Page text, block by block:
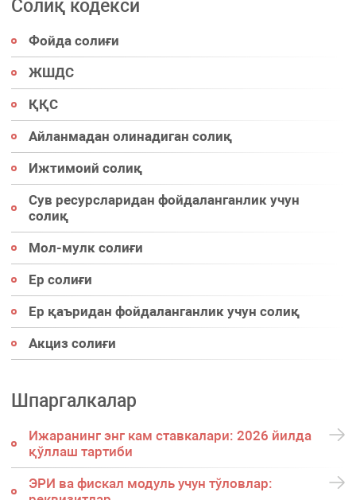
Солиқ кодекси
Фойда солиғи
ЖШДС
ҚҚС
Айланмадан олинадиган солиқ
Ижтимоий солиқ
Сув ресурсларидан фойдаланганлик учун
солиқ
Мол-мулк солиғи
Ер солиғи
Ер қаъридан фойдаланганлик учун солиқ
Акциз солиғи
Шпаргалкалар
Ижаранинг энг кам ставкалари: 2026 йилда
қўллаш тартиби
ЭРИ ва фискал модуль учун тўловлар: